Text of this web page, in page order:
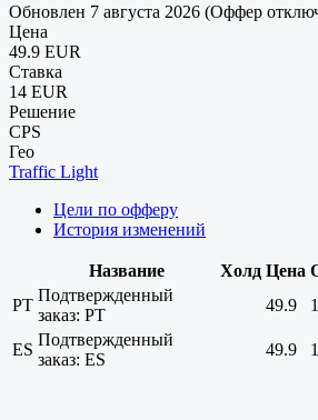
Обновлен 7 августа 2026 (Оффер
Цена
49.9 EUR
Ставка
14 EUR
Решение
CPS
Гео
Traffic Light
Цели по офферу
История изменений
Название Холд Цена
PT
Подтвержденный
заказ: PT
49.9
ES
Подтвержденный
заказ: ES
49.9